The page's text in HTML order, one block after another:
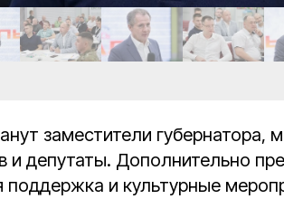
заместители губернатора,
и депутаты. Дополнительно
поддержка и культурные